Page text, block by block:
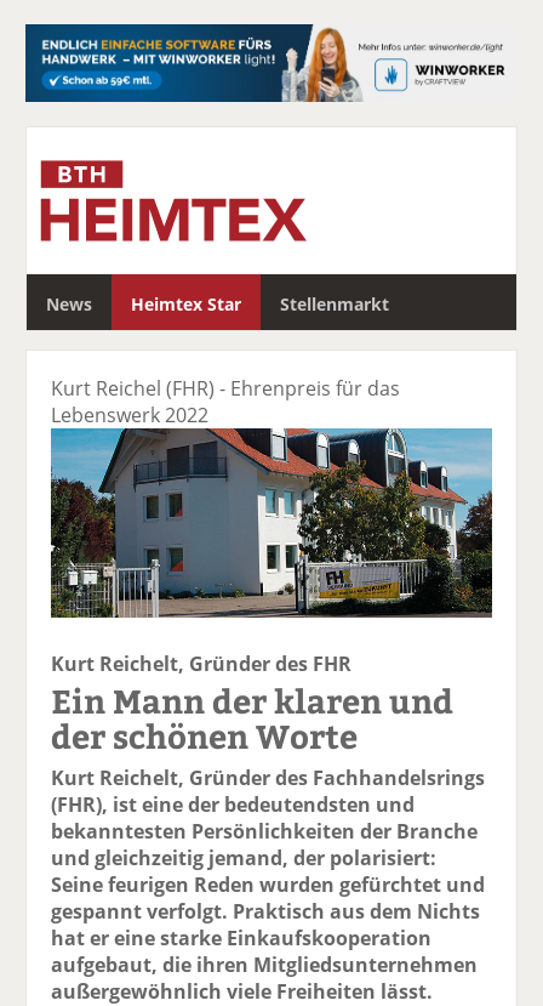
News Heimtex Star Stellenmarkt
c
Kurt Reichel (FHR) - Ehrenpreis für das
Lebenswerk 2022
Kurt Reichelt, Gründer des FHR
Ein Mann der klaren und
der schönen Worte
Kurt Reichelt, Gründer des Fachhandelsrings
(FHR), ist eine der bedeutendsten und
bekanntesten Persönlichkeiten der Branche
und gleichzeitig jemand, der polarisiert:
Seine feurigen Reden wurden gefürchtet und
gespannt verfolgt. Praktisch aus dem Nichts
hat er eine starke Einkaufskooperation
aufgebaut, die ihren Mitgliedsunternehmen
außergewöhnlich viele Freiheiten lässt.